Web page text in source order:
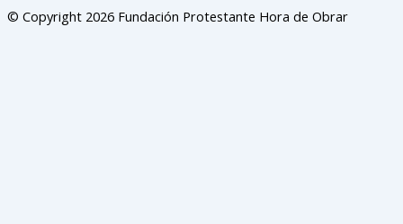
© Copyright 2026 Fundación Protestante Hora de Obrar